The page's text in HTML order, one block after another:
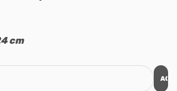
cm
Imitación Piel (04) cantidad